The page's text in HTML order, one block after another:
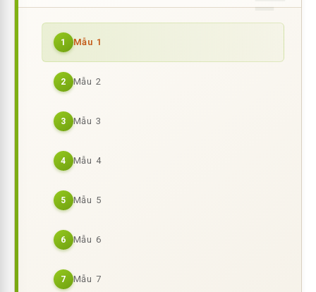
1 Mẫu 1
2 Mẫu 2
3 Mẫu 3
4 Mẫu 4
5 Mẫu 5
6 Mẫu 6
7 Mẫu 7